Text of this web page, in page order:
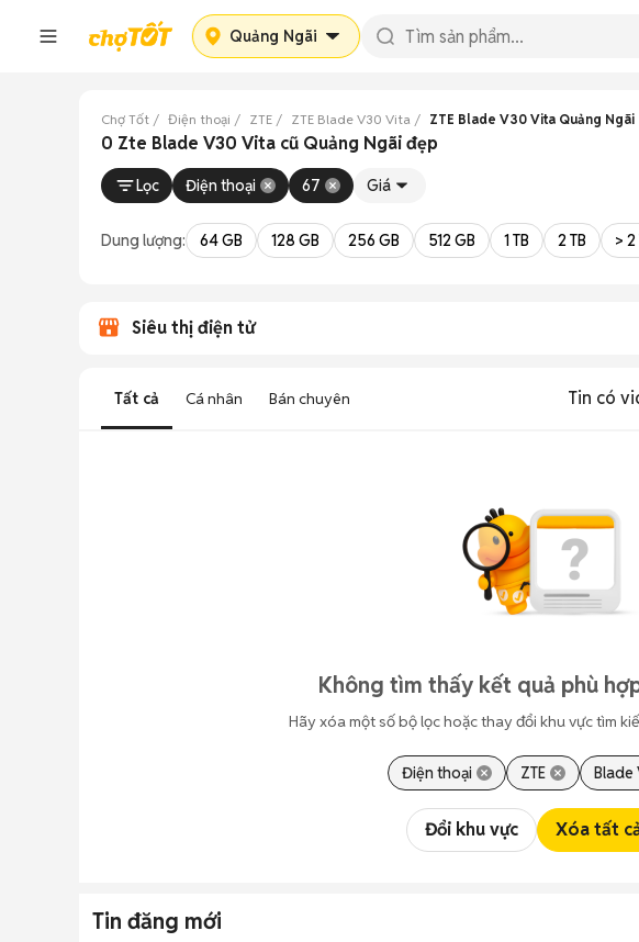
Quảng Ngãi
Chợ Tốt Điện thoại ZTE ZTE Blade V30 Vita ZTE Blade V30 Vita Quảng Ngãi
0 Zte Blade V30 Vita cũ Quảng Ngãi đẹp
Lọc Điện thoại 67 Giá
Dung lượng: 64 GB 128 GB 256 GB 512 GB 1 TB 2 TB > 2
Siêu thị điện tử
Tất cả Cá nhân Bán chuyên Tin có
Không tìm thấy kết quả phù
Hãy xóa một số bộ lọc hoặc thay đổi khu vực tìm
Điện thoại ZTE Blade
Đổi khu vực Xóa tất
Tin đăng mới